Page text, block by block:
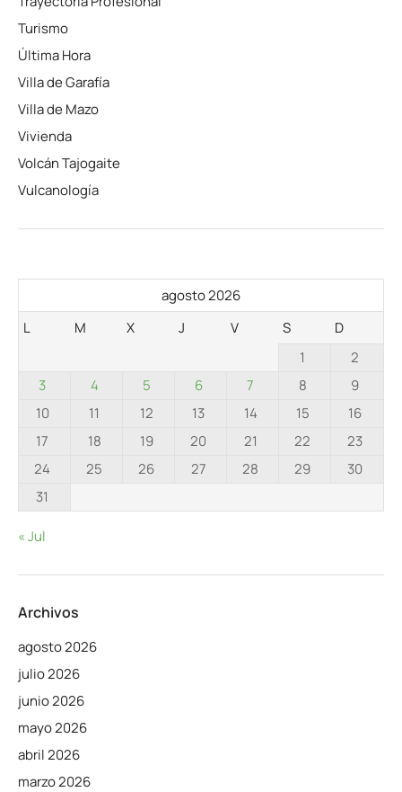
Turismo
Última Hora
Villa de Garafía
Villa de Mazo
Vivienda
Volcán Tajogaite
Vulcanología
agosto 2026
L
M X J V S
D
1
2
3
4 5 6 7 8
9
10
11 12 13 14 15
16
17
18 19 20 21 22
23
24
25 26 27 28 29
30
31
« Jul
Archivos
agosto 2026
julio 2026
junio 2026
mayo 2026
abril 2026
marzo 2026